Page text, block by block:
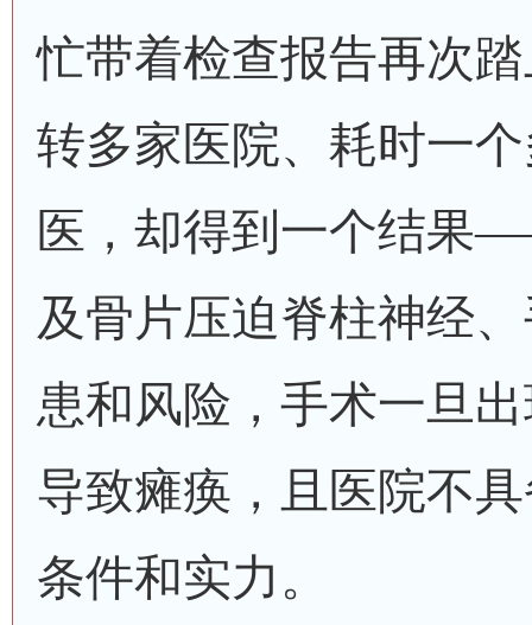
忙带着检查报告再次
转多家医院、耗时一
医，却得到一个结果
及骨片压迫脊柱神经
患和风险，手术一旦
导致瘫痪，且医院不
条件和实力。